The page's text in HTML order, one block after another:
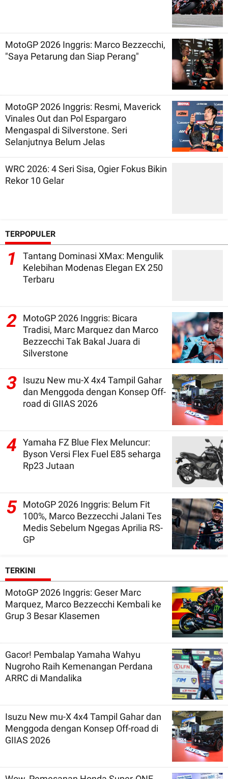
MotoGP 2026 Inggris: Marco Bezzecchi,
"Saya Petarung dan Siap Perang"
MotoGP 2026 Inggris: Resmi, Maverick
Vinales Out dan Pol Espargaro
Mengaspal di Silverstone. Seri
Selanjutnya Belum Jelas
WRC 2026: 4 Seri Sisa, Ogier Fokus Bikin
Rekor 10 Gelar
TERPOPULER
1
Tantang Dominasi XMax: Mengulik
Kelebihan Modenas Elegan EX 250
Terbaru
2
MotoGP 2026 Inggris: Bicara
Tradisi, Marc Marquez dan Marco
Bezzecchi Tak Bakal Juara di
Silverstone
3
Isuzu New mu-X 4x4 Tampil Gahar
dan Menggoda dengan Konsep Off-
road di GIIAS 2026
4
Yamaha FZ Blue Flex Meluncur:
Byson Versi Flex Fuel E85 seharga
Rp23 Jutaan
5 MotoGP 2026 Inggris: Belum Fit
100%, Marco Bezzecchi Jalani Tes
Medis Sebelum Ngegas Aprilia RS-
GP
TERKINI
MotoGP 2026 Inggris: Geser Marc
Marquez, Marco Bezzecchi Kembali ke
Grup 3 Besar Klasemen
Gacor! Pembalap Yamaha Wahyu
Nugroho Raih Kemenangan Perdana
ARRC di Mandalika
Isuzu New mu-X 4x4 Tampil Gahar dan
Menggoda dengan Konsep Off-road di
GIIAS 2026